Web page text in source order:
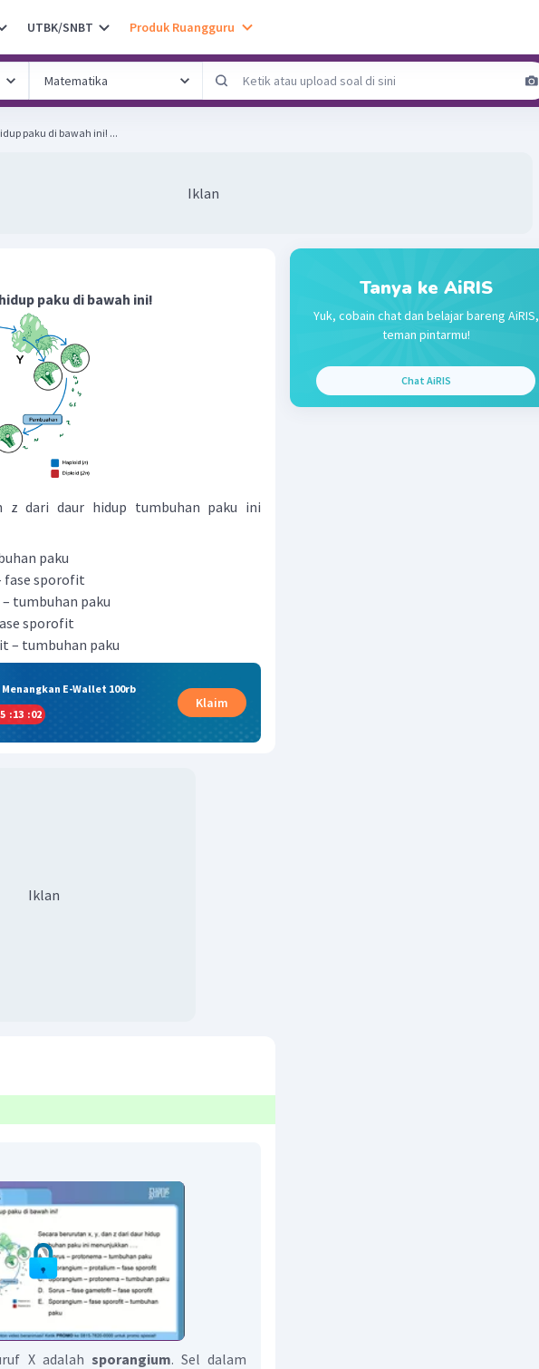
UTBK/SNBT Produk Ruangguru
paku di bawah ini! ...
Iklan
paku di bawah ini!
z dari daur hidup tumbuhan paku ini
paku
fase sporofit
tumbuhan paku
sporofit
– tumbuhan paku
E-Wallet 100rb
:13 :01
Klaim
Iklan
X adalah sporangium. Sel dalam
Tanya ke AiRIS
Yuk, cobain chat dan belajar bareng AiRIS,
teman pintarmu!
Chat AiRIS